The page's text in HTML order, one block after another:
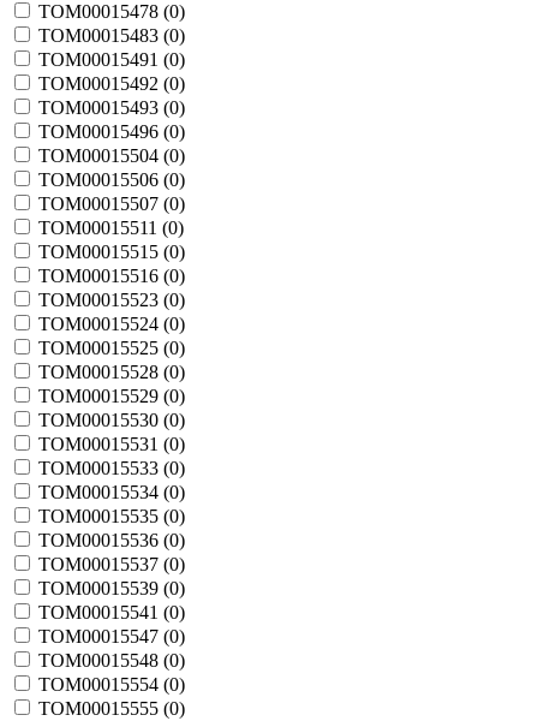
TOM00015478 (0)
TOM00015483 (0)
TOM00015491 (0)
TOM00015492 (0)
TOM00015493 (0)
TOM00015496 (0)
TOM00015504 (0)
TOM00015506 (0)
TOM00015507 (0)
TOM00015511 (0)
TOM00015515 (0)
TOM00015516 (0)
TOM00015523 (0)
TOM00015524 (0)
TOM00015525 (0)
TOM00015528 (0)
TOM00015529 (0)
TOM00015530 (0)
TOM00015531 (0)
TOM00015533 (0)
TOM00015534 (0)
TOM00015535 (0)
TOM00015536 (0)
TOM00015537 (0)
TOM00015539 (0)
TOM00015541 (0)
TOM00015547 (0)
TOM00015548 (0)
TOM00015554 (0)
TOM00015555 (0)